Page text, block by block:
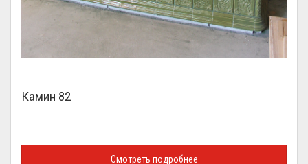
Камин 82
Смотреть подробнее